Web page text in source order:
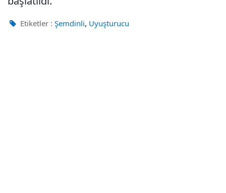
Etiketler : Şemdinli, Uyuşturucu